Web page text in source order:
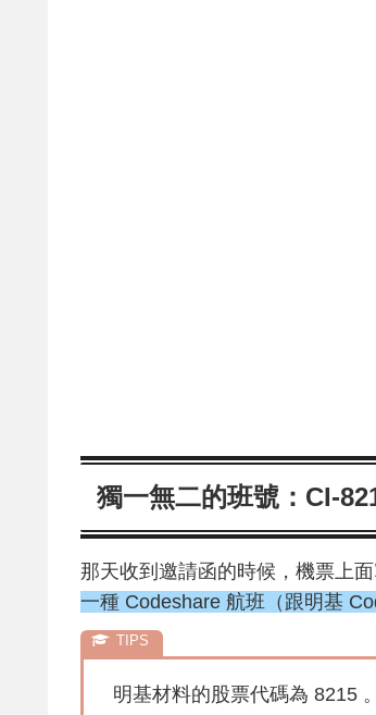
獨一無二的班號：CI-
那天收到邀請函的時候，機票上
一種 Codeshare 航班（跟明基
明基材料的股票代碼為 8215 。